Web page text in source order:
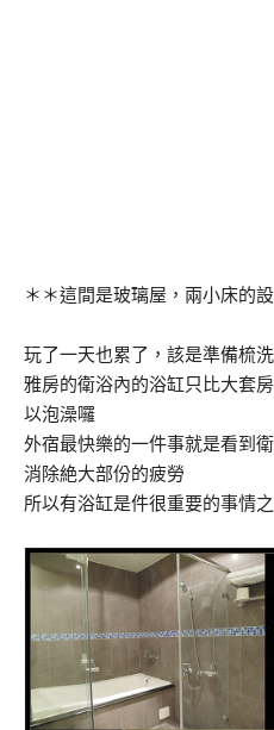
＊＊這間是玻璃屋，兩小床的
玩了一天也累了，該是準備梳
雅房的衛浴內的浴缸只比大套
以泡澡囉
外宿最快樂的一件事就是看到
消除絶大部份的疲勞
所以有浴缸是件很重要的事情